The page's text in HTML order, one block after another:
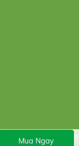
Mua Ngay
By